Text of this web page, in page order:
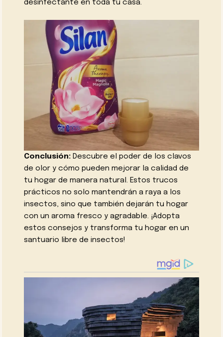
desinfectante en toda tu casa.
Conclusión: Descubre el poder de los clavos
de olor y cómo pueden mejorar la calidad de
tu hogar de manera natural. Estos trucos
prácticos no solo mantendrán a raya a los
insectos, sino que también dejarán tu hogar
con un aroma fresco y agradable. ¡Adopta
estos consejos y transforma tu hogar en un
santuario libre de insectos!